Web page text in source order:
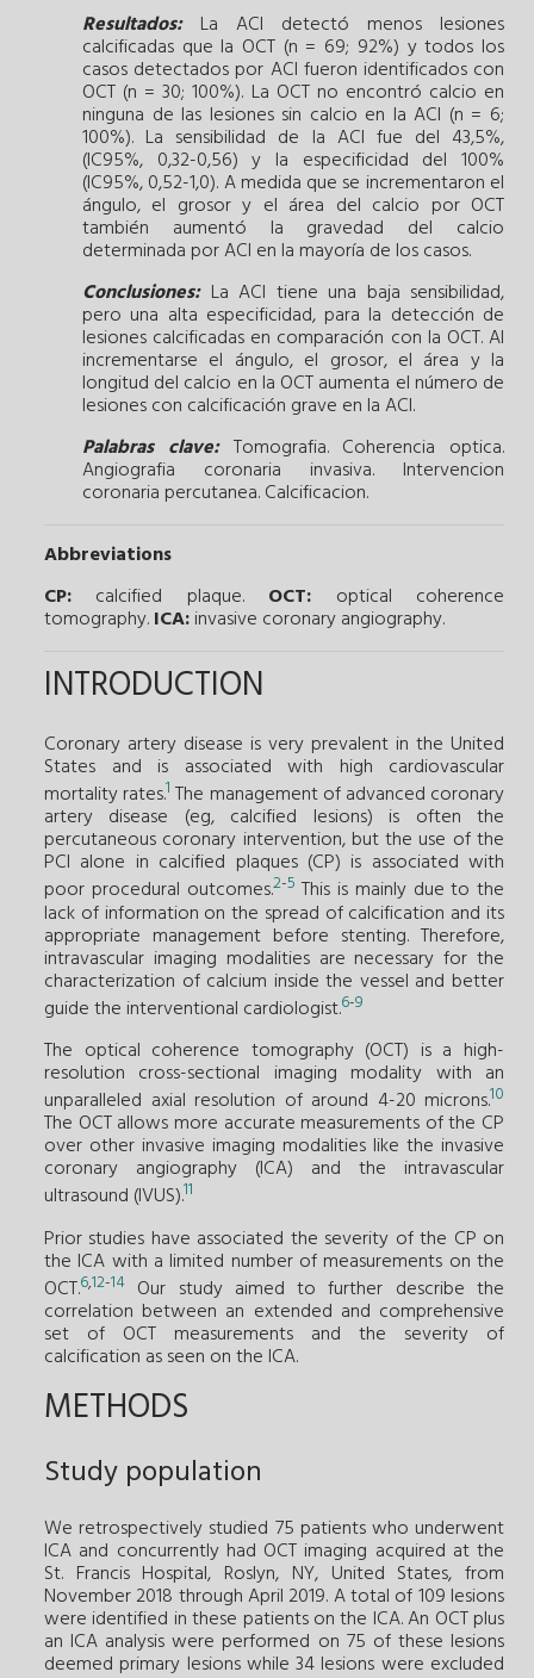
Resultados:La ACI detectó menos lesiones
calcificadas que la OCT (n = 69; 92%) y todos los
casos detectados por ACI fueron identificados con
OCT (n = 30; 100%). La OCT no encontró calcio en
ninguna de las lesiones sin calcio en la ACI (n = 6;
100%). La sensibilidad de la ACI fue del 43,5%,
(IC95%, 0,32-0,56) y la especificidad del 100%
(IC95%, 0,52-1,0). A medida que se incrementaron el
ángulo, el grosor y el área del calcio por OCT
también aumentó la gravedad del calcio
determinada por ACI en la mayoría de los casos.
Conclusiones:La ACI tiene una baja sensibilidad,
pero una alta especificidad, para la detección de
lesiones calcificadas en comparación con la OCT. Al
incrementarse el ángulo, el grosor, el área y la
longitud del calcio en la OCT aumenta el número de
lesiones con calcificación grave en la ACI.
Palabras clave: Tomografia. Coherencia optica.
Angiografia coronaria invasiva. Intervencion
coronaria percutanea.Calcificacion.
Abbreviations
CP: calcified plaque. OCT: optical coherence
tomography.ICA:invasive coronary angiography.
INTRODUCTION
Coronary artery disease is very prevalent in the United
States and is associated with high cardiovascular
mortality rates.1 The management of advanced coronary
artery disease (eg, calcified lesions) is often the
percutaneous coronary intervention, but the use of the
PCI alone in calcified plaques (CP) is associated with
poor procedural outcomes.2-5 This is mainly due to the
lack of information on the spread of calcification and its
appropriate management before stenting. Therefore,
intravascular imaging modalities are necessary for the
characterization of calcium inside the vessel and better
guide the interventional cardiologist.6-9
The optical coherence tomography (OCT) is a high-
resolution cross-sectional imaging modality with an
unparalleled axial resolution of around 4-20 microns.10
The OCT allows more accurate measurements of the CP
over other invasive imaging modalities like the invasive
coronary angiography (ICA) and the intravascular
ultrasound (IVUS).11
Prior studies have associated the severity of the CP on
the ICA with a limited number of measurements on the
OCT.6,12-14 Our study aimed to further describe the
correlation between an extended and comprehensive
set of OCT measurements and the severity of
calcification as seen on the ICA.
METHODS
Study population
We retrospectively studied 75 patients who underwent
ICA and concurrently had OCT imaging acquired at the
St. Francis Hospital, Roslyn, NY, United States, from
November 2018 through April 2019. A total of 109 lesions
were identified in these patients on the ICA. An OCT plus
an ICA analysis were performed on 75 of these lesions
deemed primary lesions while 34 lesions were excluded